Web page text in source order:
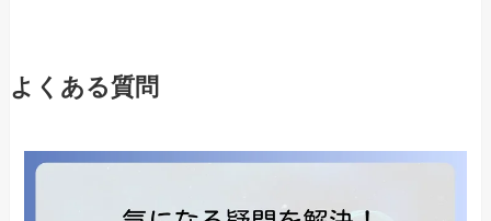
よくある質問